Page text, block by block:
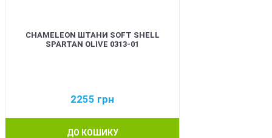
CHAMELEON ШТАНИ SOFT SHELL
SPARTAN OLIVE 0313-01
2255 грн
ДО КОШИКУ